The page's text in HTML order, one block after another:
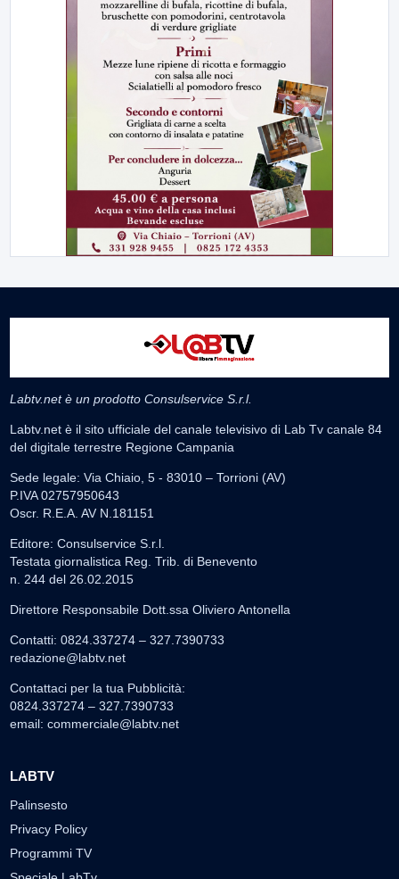
Labtv.net è un prodotto Consulservice S.r.l.
Labtv.net è il sito ufficiale del canale televisivo di Lab Tv canale 84
del digitale terrestre Regione Campania
Sede legale: Via Chiaio, 5 - 83010 – Torrioni (AV)
P.IVA 02757950643
Oscr. R.E.A. AV N.181151
Editore: Consulservice S.r.l.
Testata giornalistica Reg. Trib. di Benevento
n. 244 del 26.02.2015
Direttore Responsabile Dott.ssa Oliviero Antonella
Contatti: 0824.337274 – 327.7390733
redazione@labtv.net
Contattaci per la tua Pubblicità:
0824.337274 – 327.7390733
email: commerciale@labtv.net
LABTV
Palinsesto
Privacy Policy
Programmi TV